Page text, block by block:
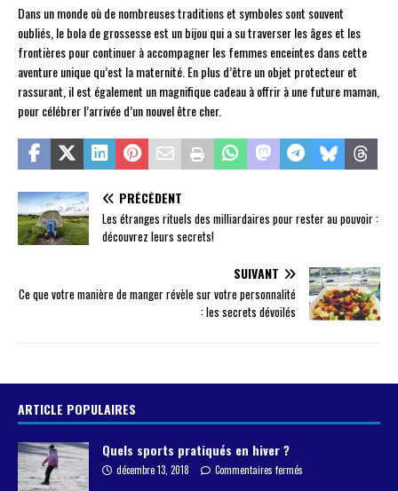
Dans un monde où de nombreuses traditions et symboles sont souvent
oubliés, le bola de grossesse est un bijou qui a su traverser les âges et les
frontières pour continuer à accompagner les femmes enceintes dans cette
aventure unique qu’est la maternité. En plus d’être un objet protecteur et
rassurant, il est également un magnifique cadeau à offrir à une future maman,
pour célébrer l’arrivée d’un nouvel être cher.
PRÉCÉDENT
Les étranges rituels des milliardaires pour rester au pouvoir :
découvrez leurs secrets!
SUIVANT
Ce que votre manière de manger révèle sur votre personnalité
: les secrets dévoilés
ARTICLE POPULAIRES
Quels sports pratiqués en hiver ?
décembre 13, 2018 Commentaires fermés